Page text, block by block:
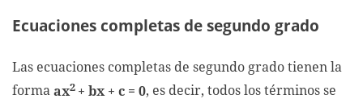
Ecuaciones completas de segundo grado
Las ecuaciones completas de segundo grado tienen la
forma ax2 + bx + c = 0, es decir, todos los términos se